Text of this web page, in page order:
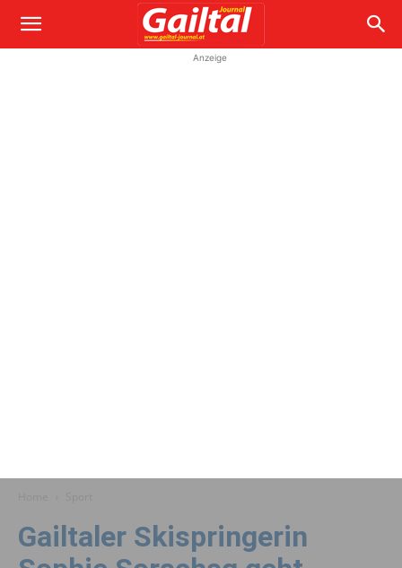
Anzeige
Gailtaler Ski­springerin